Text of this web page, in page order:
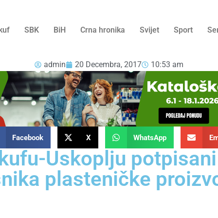
SBK BiH Crna hronika Svijet Sport
admin 20 Decembra, 2017 10:53 am
Facebook X WhatsApp
Uskoplju
plasteničke